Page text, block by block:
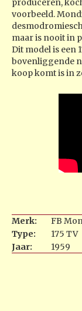
produceren,
voorbeeld.
maar is nooit in
Dit model is een
bovenliggende
koop komt is in
Merk:
FB
Type:
175 TV
Jaar:
1959